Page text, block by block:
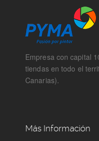
Empresa con capital
tiendas en todo el
Canarias).
Más Información